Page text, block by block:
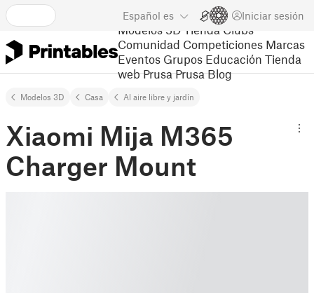
Español es Iniciar sesión
Modelos 3D Tienda Clubs
Comunidad Competiciones Marcas
Eventos Grupos Educación Tienda
web Prusa Prusa Blog
Modelos 3D Casa Al aire libre y jardín
Xiaomi Mija M365
Charger Mount